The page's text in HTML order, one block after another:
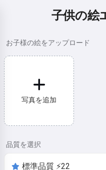
子供の絵
お子様の絵をアップロード
写真を追加
品質を選択